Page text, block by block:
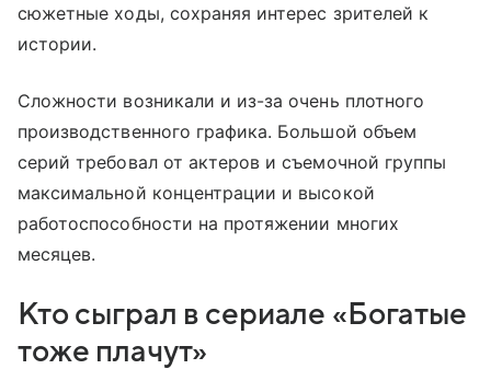
сюжетные ходы, сохраняя интерес зрителей к
истории.
Сложности возникали и из-за очень плотного
производственного графика. Большой объем
серий требовал от актеров и съемочной группы
максимальной концентрации и высокой
работоспособности на протяжении многих
месяцев.
Кто сыграл в сериале «Богатые
тоже плачут»